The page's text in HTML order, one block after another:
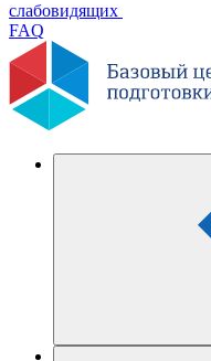
слабовидящих
FAQ